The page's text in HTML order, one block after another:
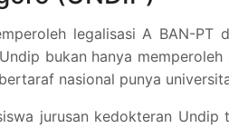
legalisasi A BAN-PT
bukan hanya
nasional punya
jurusan kedokteran